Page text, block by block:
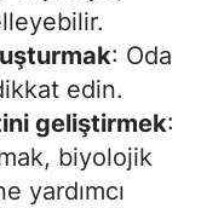
Manisa
Kahramanmaraş
Mardin
Muğla
: Oda
edin.
geliştirmek:
biyolojik
yardımcı